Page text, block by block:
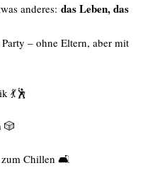
anderes: das Leben, das
– ohne Eltern, aber mit
💃🕺
🎲
zum Chillen 🛋️